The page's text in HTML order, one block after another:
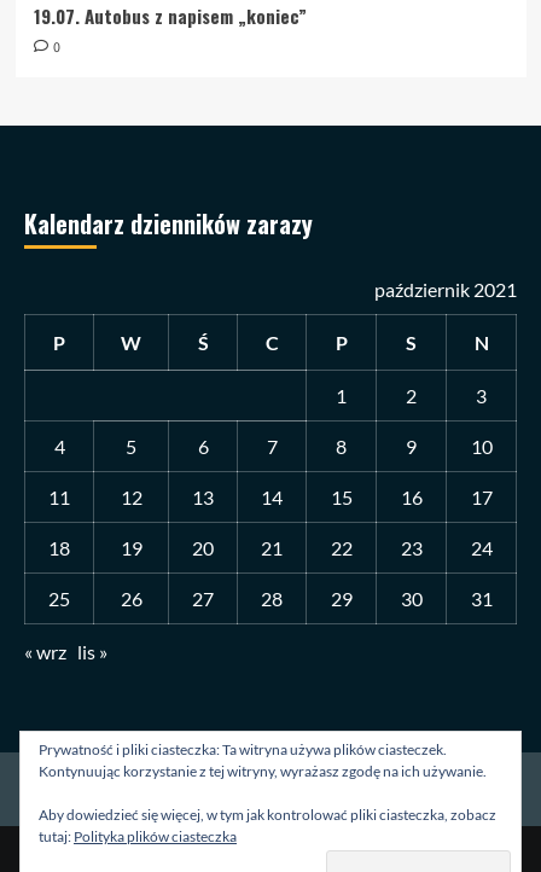
19.07. Autobus z napisem „koniec”
0
Kalendarz dzienników zarazy
październik 2021
P W Ś C P S N
1 2 3
4 5 6 7 8 9 10
11 12 13 14 15 16 17
18 19 20 21 22 23 24
25 26 27 28 29 30 31
« wrz lis »
Strona główna O mnie Blog Kontakt
Prywatność i pliki ciasteczka: Ta witryna używa plików ciasteczek.
Kontynuując korzystanie z tej witryny, wyrażasz zgodę na ich używanie.
Aby dowiedzieć się więcej, w tym jak kontrolować pliki ciasteczka, zobacz
tutaj: Polityka plików ciasteczka